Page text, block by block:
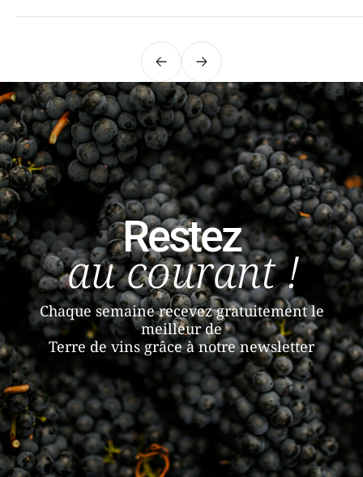
PrécédentSuivant
Restez
au courant !
Chaque semaine recevez gratuitement le
meilleur de
Terre de vins grâce à notre newsletter